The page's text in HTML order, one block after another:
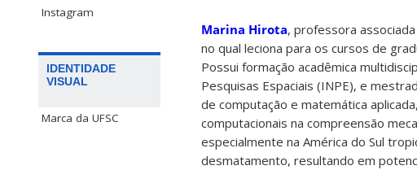
Instagram
IDENTIDADE
VISUAL
Marca da UFSC
Marina Hirota, professora
no qual leciona para os cursos de
Possui formação acadêmica
Pesquisas Espaciais (INPE), e
de computação e matemática
computacionais na compreensão
especialmente na América do Sul
desmatamento, resultando em